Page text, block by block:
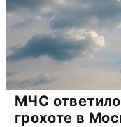
МЧС
грохоте в